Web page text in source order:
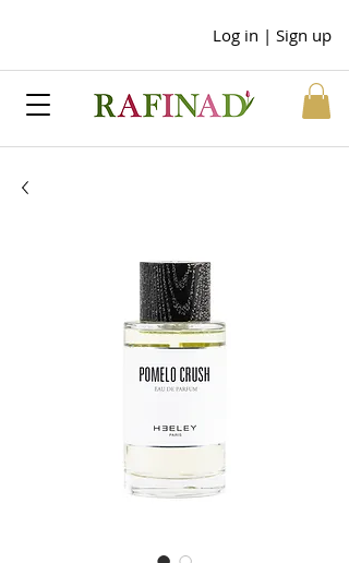
Log in | Sign up